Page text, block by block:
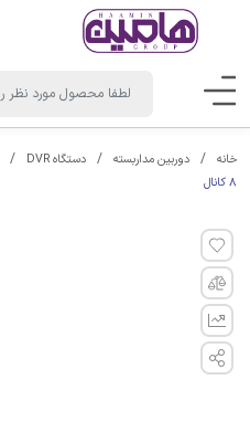
خانه دوربین مداربسته دستگاه DVR
8 کانال